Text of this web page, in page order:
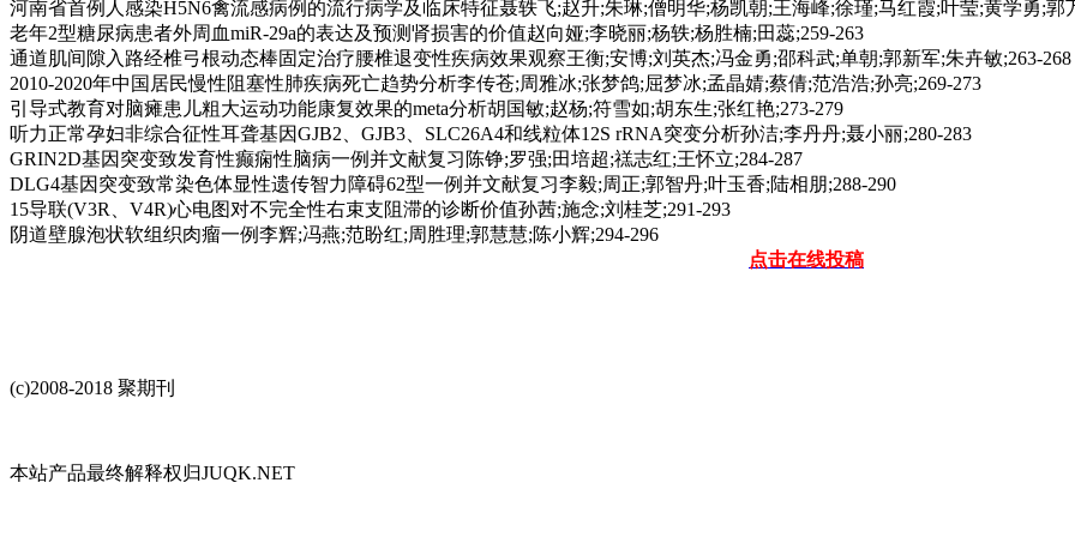
河南省首例人感染H5N6禽流感病例的流行病学及临床特征聂轶飞;赵升;朱琳;僧明华;杨凯朝;王海峰;徐瑾;马红霞;叶莹;黄学勇;郭
老年2型糖尿病患者外周血miR-29a的表达及预测肾损害的价值赵向娅;李晓丽;杨轶;杨胜楠;田蕊;259-263
通道肌间隙入路经椎弓根动态棒固定治疗腰椎退变性疾病效果观察王衡;安博;刘英杰;冯金勇;邵科武;单朝;郭新军;朱卉敏;263-268
2010-2020年中国居民慢性阻塞性肺疾病死亡趋势分析李传苍;周雅冰;张梦鸽;屈梦冰;孟晶婧;蔡倩;范浩浩;孙亮;269-273
引导式教育对脑瘫患儿粗大运动功能康复效果的meta分析胡国敏;赵杨;符雪如;胡东生;张红艳;273-279
听力正常孕妇非综合征性耳聋基因GJB2、GJB3、SLC26A4和线粒体12S rRNA突变分析孙洁;李丹丹;聂小丽;280-283
GRIN2D基因突变致发育性癫痫性脑病一例并文献复习陈铮;罗强;田培超;禚志红;王怀立;284-287
DLG4基因突变致常染色体显性遗传智力障碍62型一例并文献复习李毅;周正;郭智丹;叶玉香;陆相朋;288-290
15导联(V3R、V4R)心电图对不完全性右束支阻滞的诊断价值孙茜;施念;刘桂芝;291-293
阴道壁腺泡状软组织肉瘤一例李辉;冯燕;范盼红;周胜理;郭慧慧;陈小辉;294-296
点击在线投稿
(c)2008-2018 聚期刊
本站产品最终解释权归JUQK.NET